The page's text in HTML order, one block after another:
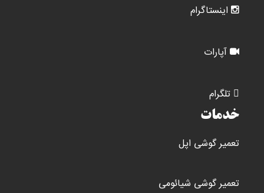
اینستاگرام
آپارات
تلگرام
خدمات
تعمیر گوشی اپل
تعمیر گوشی شیائومی